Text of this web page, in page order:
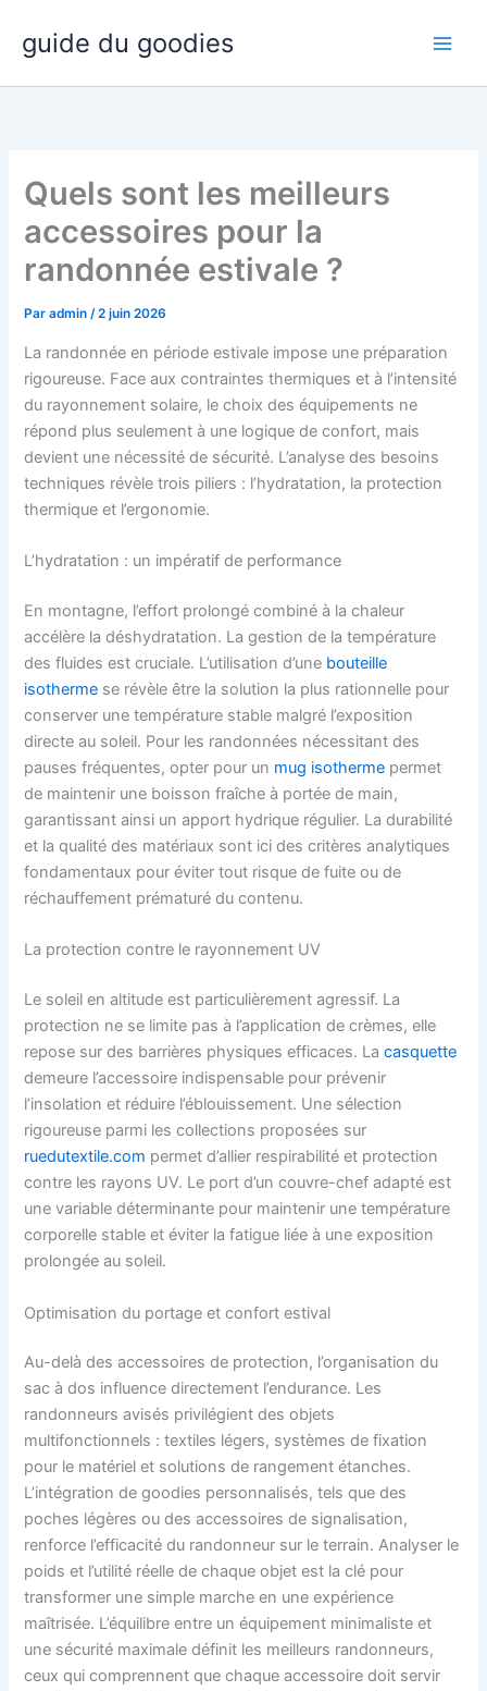
contenu
guide du goodies
Quels sont les meilleurs
accessoires pour la
randonnée estivale ?
Paradmin/2 juin 2026
La randonnée en période estivale impose une préparation
rigoureuse. Face aux contraintes thermiques et à l’intensité
du rayonnement solaire, le choix des équipements ne
répond plus seulement à une logique de confort, mais
devient une nécessité de sécurité. L’analyse des besoins
techniques révèle trois piliers : l’hydratation, la protection
thermique et l’ergonomie.
L’hydratation : un impératif de performance
En montagne, l’effort prolongé combiné à la chaleur
accélère la déshydratation. La gestion de la température
des fluides est cruciale. L’utilisation d’une bouteille
isotherme se révèle être la solution la plus rationnelle pour
conserver une température stable malgré l’exposition
directe au soleil. Pour les randonnées nécessitant des
pauses fréquentes, opter pour un mug isotherme permet
de maintenir une boisson fraîche à portée de main,
garantissant ainsi un apport hydrique régulier. La durabilité
et la qualité des matériaux sont ici des critères analytiques
fondamentaux pour éviter tout risque de fuite ou de
réchauffement prématuré du contenu.
La protection contre le rayonnement UV
Le soleil en altitude est particulièrement agressif. La
protection ne se limite pas à l’application de crèmes, elle
repose sur des barrières physiques efficaces. Lacasquette
demeure l’accessoire indispensable pour prévenir
l’insolation et réduire l’éblouissement. Une sélection
rigoureuse parmi les collections proposées sur
ruedutextile.com permet d’allier respirabilité et protection
contre les rayons UV. Le port d’un couvre-chef adapté est
une variable déterminante pour maintenir une température
corporelle stable et éviter la fatigue liée à une exposition
prolongée au soleil.
Optimisation du portage et confort estival
Au-delà des accessoires de protection, l’organisation du
sac à dos influence directement l’endurance. Les
randonneurs avisés privilégient des objets
multifonctionnels : textiles légers, systèmes de fixation
pour le matériel et solutions de rangement étanches.
L’intégration de goodies personnalisés, tels que des
poches légères ou des accessoires de signalisation,
renforce l’efficacité du randonneur sur le terrain. Analyser le
poids et l’utilité réelle de chaque objet est la clé pour
transformer une simple marche en une expérience
maîtrisée. L’équilibre entre un équipement minimaliste et
une sécurité maximale définit les meilleurs randonneurs,
ceux qui comprennent que chaque accessoire doit servir